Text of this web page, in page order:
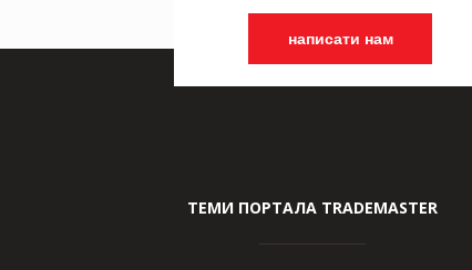
написати нам
ТЕМИ ПОРТАЛА TRADEMASTER